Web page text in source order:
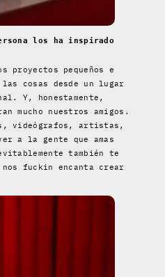
los ha inspirado
proyectos pequeños e
las cosas desde un lugar
Y, honestamente,
mucho nuestros amigos.
videógrafos, artistas,
a la gente que amas
también te
fuckin encanta crear